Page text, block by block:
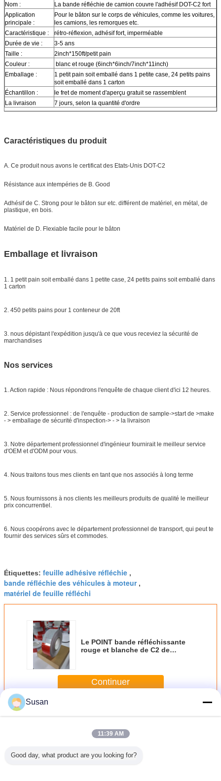
Nom :
La bande réfléchie de camion couvre l'adhésif DOT-C2 fort
Application
principale :
Pour le bâton sur le corps de véhicules, comme les voitures,
les camions, les remorques etc.
Caractéristique :
rétro-réflexion, adhésif fort, imperméable
Durée de vie :
3-5 ans
Taille :
2inch*150ft/petit pain
Couleur :
blanc et rouge (6inch*6inch/7inch*11inch)
Emballage :
1 petit pain soit emballé dans 1 petite case, 24 petits pains
soit emballé dans 1 carton
Échantillon :
le fret de moment d'aperçu gratuit se rassemblent
La livraison
7 jours, selon la quantité d'ordre
Caractéristiques du produit
A. Ce produit nous avons le certificat des Etats-Unis DOT-C2
Résistance aux intempéries de B. Good
Adhésif de C. Strong pour le bâton sur etc. différent de matériel, en métal, de
plastique, en bois.
Matériel de D. Flexiable facile pour le bâton
Emballage et livraison
1. 1 petit pain soit emballé dans 1 petite case, 24 petits pains soit emballé dans
1 carton
2. 450 petits pains pour 1 conteneur de 20ft
3. nous dépistant l'expédition jusqu'à ce que vous receviez la sécurité de
marchandises
Nos services
1. Action rapide : Nous répondrons l'enquête de chaque client d'ici 12 heures.
2. Service professionnel : de l'enquête - production de sample->start de >make
- > emballage de sécurité d'inspection-> - > la livraison
3. Notre département professionnel d'ingénieur fournirait le meilleur service
d'OEM et d'ODM pour vous.
4. Nous traitons tous mes clients en tant que nos associés à long terme
5. Nous fournissons à nos clients les meilleurs produits de qualité le meilleur
prix concurrentiel.
6. Nous coopérons avec le département professionnel de transport, qui peut te
fournir des services sûrs et commodes.
Étiquettes: feuille adhésive réfléchie ,
bande réfléchie des véhicules à moteur,
matériel de feuille réfléchi
Le POINT bande réfléchissante
rouge et blanche de C2 de
Continuer
PlusFeuilles réfléchies de bande
Susan
11:39 AM
Good day, what product are you looking for?